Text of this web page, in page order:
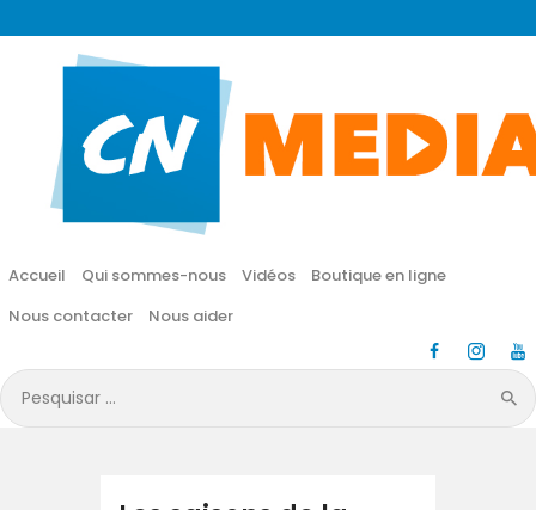
Accueil Qui sommes-nous Vidéos
Boutique en ligne
Nous contacter
Nous aider
Pesquisar
por:
CN MÉDIA
Une vie nouvelle en JESUS !
Accueil
Vidéos
Boutique en ligne
Nous aider